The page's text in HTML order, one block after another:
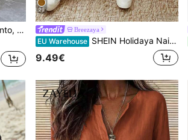
naisille
29
Breezaya
EU Warehouse SHEIN Holidaya Naisten kesäiset uudet pellavaiset rennot kiristysnyörillä varustetut rullahelmashortsit. Pellavateksturoidusta kankaasta valmistettu shortsit, joissa on joustava vyötärökiristysnyöri ja rullahelma. Rento mutta tyylikäs ilme. Sopivat arkipäivisin retkille, lomille tai kevyisiin tilaisuuksiin. Monipuolinen vaate rentojen kiristysnyörillä varustettujen shortsien, khakinväristen eleganttien housujen ja väljien hoikentavien housujen kategoriassa.
9.49€